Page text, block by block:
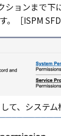
ションまで下
。 ISPM
て、システム